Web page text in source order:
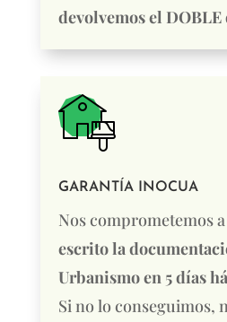
devolvemos el DOBLE
GARANTÍA INOCUA
Nos comprometemos a
escrito la
Urbanismo en 5 días
Si no lo conseguimos,